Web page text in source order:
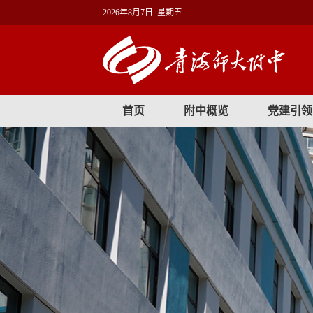
2026年8月7日 星期五
首页 附中概览 党建引领